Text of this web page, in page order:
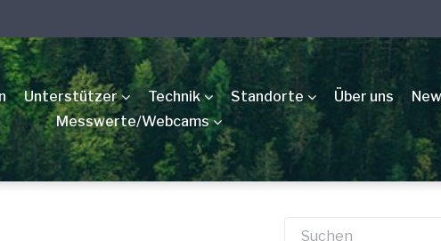
Unterstützer Technik Standorte Über uns
Messwerte/Webcams
Suchen